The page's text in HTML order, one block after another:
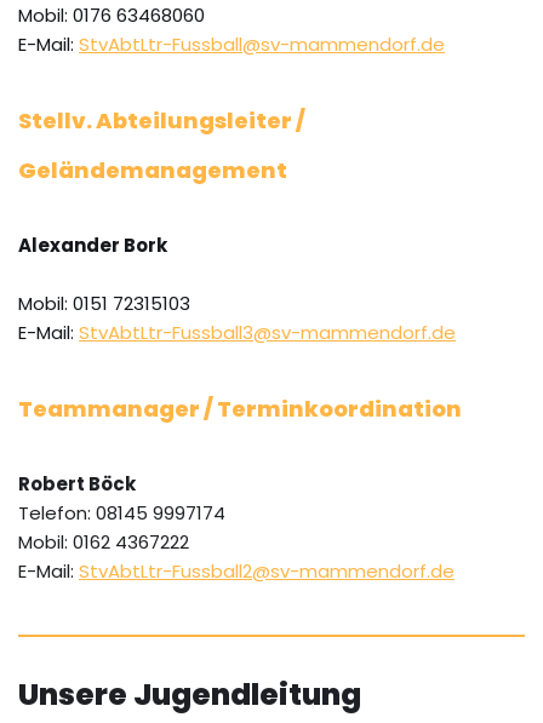
Mobil: 0176 63468060
E-Mail: StvAbtLtr-Fussball@sv-mammendorf.de
Stellv. Abteilungsleiter /
Geländemanagement
Alexander Bork
Mobil: 0151 72315103
E-Mail: StvAbtLtr-Fussball3@sv-mammendorf.de
Teammanager / Terminkoordination
Robert Böck
Telefon: 08145 9997174
Mobil: 0162 4367222
E-Mail: StvAbtLtr-Fussball2@sv-mammendorf.de
Unsere Jugendleitung